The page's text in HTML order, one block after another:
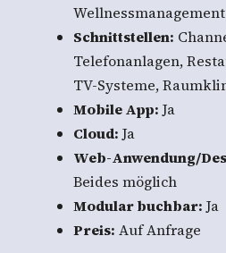
Wellnessmanagement
Schnittstellen:
Telefonanlagen,
TV-Systeme,
Mobile App: Ja
Cloud: Ja
Web-Anwendung/
Beides möglich
Modular buchbar: Ja
Preis: Auf Anfrage